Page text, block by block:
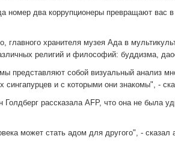
номер два коррупционеры превращают
главного хранителя музея Ада в
религий и философий: буддизма,
представляют собой визуальный анализ
сингапурцев и с которыми они знакомы", -
Голдберг рассказала AFP, что она не была
может стать адом для другого", - сказал